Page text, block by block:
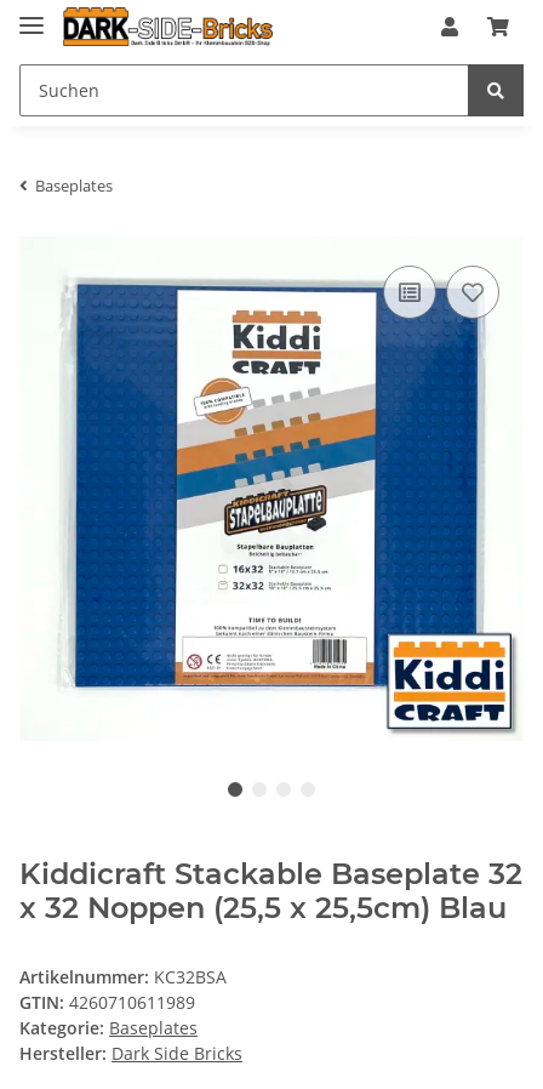
Baseplates
Kiddicraft Stackable Baseplate 32
x 32 Noppen (25,5 x 25,5cm) Blau
Artikelnummer: KC32BSA
GTIN: 4260710611989
Kategorie: Baseplates
Hersteller: Dark Side Bricks